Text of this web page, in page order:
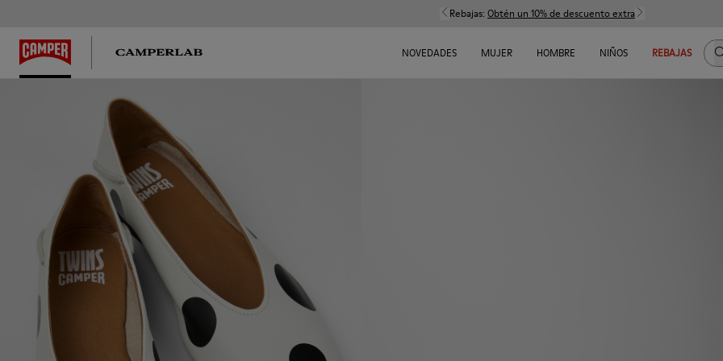
Rebajas: Obtén un 10% de descuento extra
NOVEDADES MUJER HOMBRE NIÑOS REBAJAS